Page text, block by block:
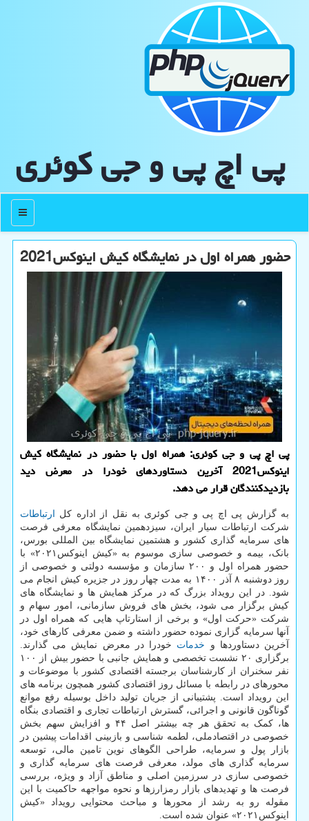
پی اچ پی و جی كوئری
منو
حضور همراه اول در نمایشگاه کیش اینوکس2021
پی اچ پی و جی کوئری: همراه اول با حضور در نمایشگاه کیش
اینوکس2021 آخرین دستاوردهای خودرا در معرض دید
بازدیدکنندگان قرار می دهد.
به گزارش پی اچ پی و جی کوئری به نقل از اداره کل
ارتباطات
شرکت ارتباطات سیار ایران، سیزدهمین نمایشگاه معرفی فرصت
های سرمایه گذاری کشور و هشتمین نمایشگاه بین المللی بورس،
بانک، بیمه و خصوصی سازی موسوم به «کیش اینوکس۲۰۲۱» با
حضور همراه اول و ۲۰۰ سازمان و مؤسسه دولتی و خصوصی از
روز دوشنبه ۸ آذر ۱۴۰۰ به مدت چهار روز در جزیره کیش انجام می
شود. در این رویداد بزرگ که در مرکز همایش ها و نمایشگاه های
کیش برگزار می شود، بخش های فروش سازمانی، امور سهام و
شرکت «حرکت اول» و برخی از استارتاپ هایی که همراه اول در
آنها سرمایه گزاری نموده حضور داشته و ضمن معرفی کارهای خود،
آخرین دستاوردها و خدمات خودرا در معرض نمایش می گذارند.
برگزاری ۲۰ نشست تخصصی و همایش جانبی با حضور بیش از ۱۰۰
نفر سخنران از کارشناسان برجسته اقتصادی کشور با موضوعات و
محورهای در رابطه با مسائل روز اقتصادی کشور همچون برنامه های
این رویداد است. پشتیبانی از جریان تولید داخل بوسیله رفع موانع
گوناگون قانونی و اجرائی، گسترش ارتباطات تجاری و اقتصادی بنگاه
ها، کمک به تحقق هر چه بیشتر اصل ۴۴ و افزایش سهم بخش
خصوصی در اقتصادملی، لطمه شناسی و بازبینی اقدامات پیشین در
بازار پول و سرمایه، طراحی الگوهای نوین تامین مالی، توسعه
سرمایه گذاری های مولد، معرفی فرصت های سرمایه گذاری و
خصوصی سازی در سرزمین اصلی و مناطق آزاد و ویژه، بررسی
فرصت ها و تهدیدهای بازار رمزارزها و نحوه مواجهه حاکمیت با این
مقوله رو به رشد از محورها و مباحث محتوایی رویداد «کیش
اینوکس۲۰۲۱» عنوان شده است.